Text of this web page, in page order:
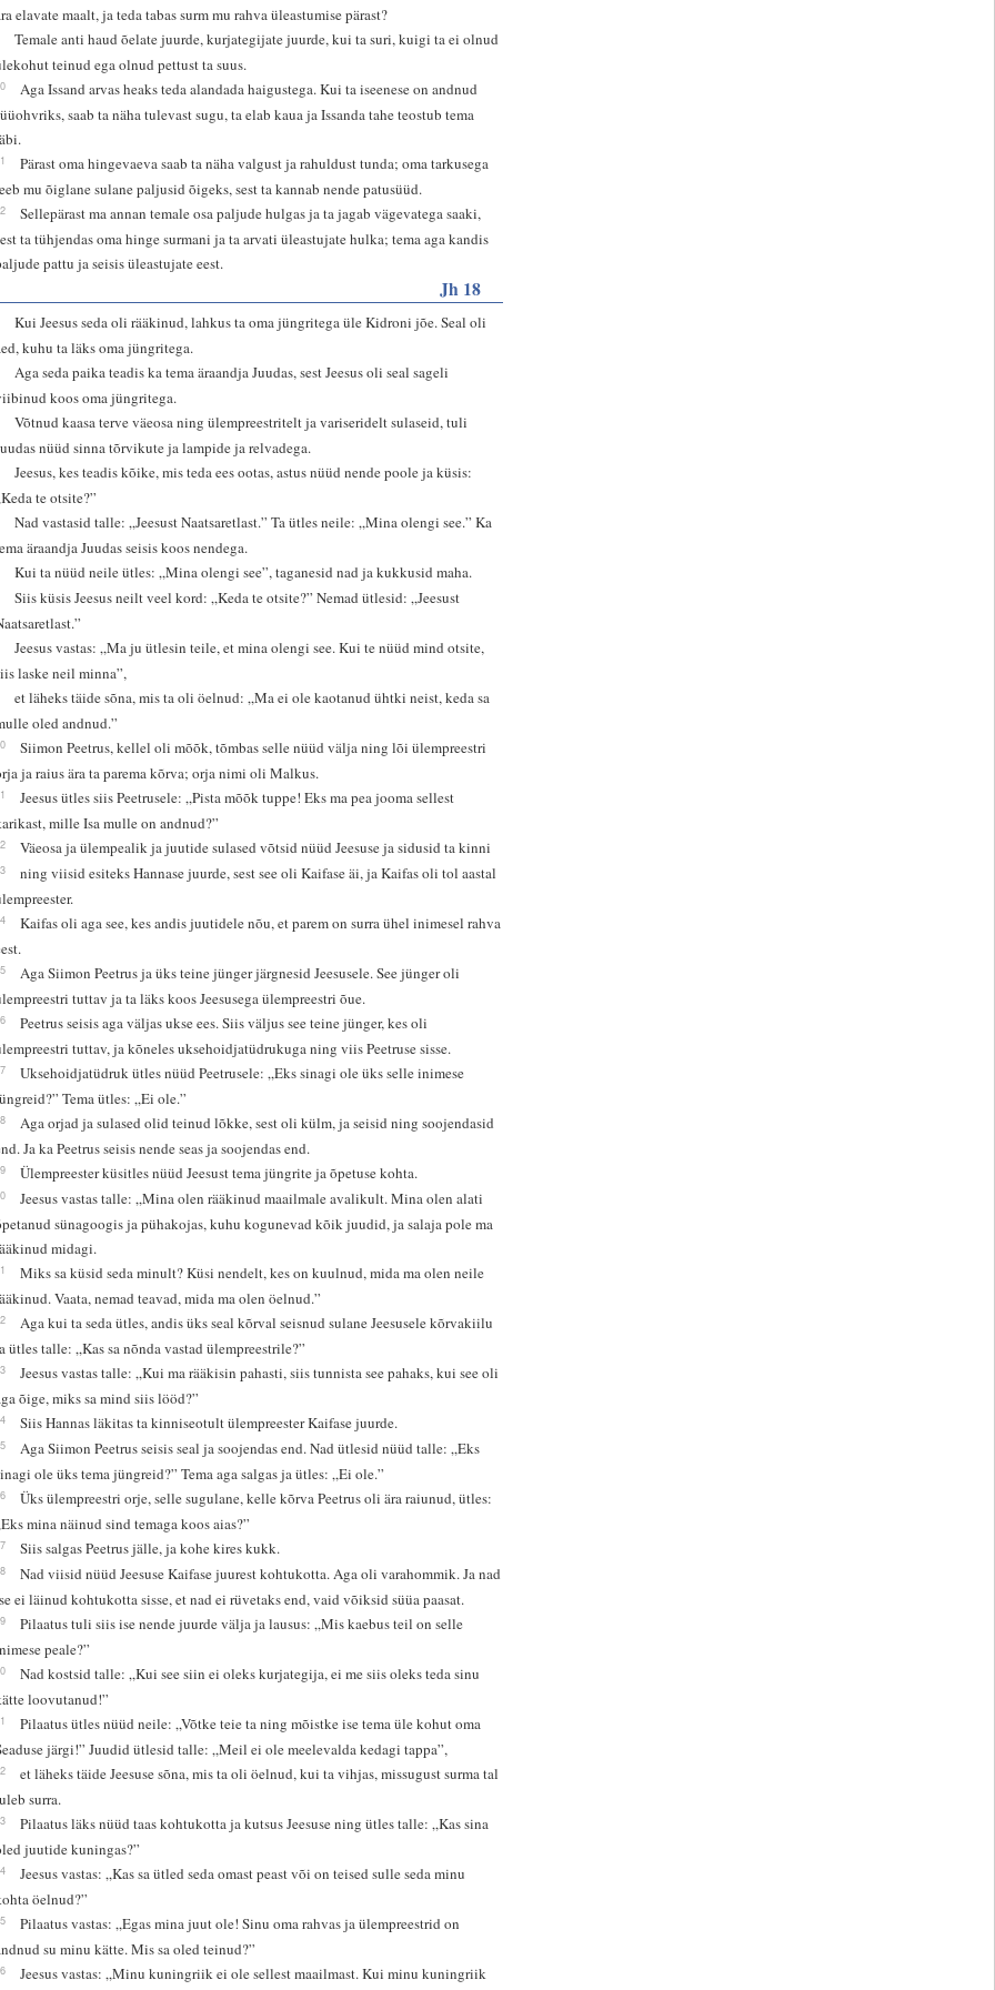
elavate maalt, ja teda tabas surm mu rahva üleastumise pärast?
Temale anti haud õelate juurde, kurjategijate juurde, kui ta suri, kuigi ta ei olnud
teinud ega olnud pettust ta suus.
Aga Issand arvas heaks teda alandada haigustega. Kui ta iseenese on andnud
saab ta näha tulevast sugu, ta elab kaua ja Issanda tahe teostub tema
Pärast oma hingevaeva saab ta näha valgust ja rahuldust tunda; oma tarkusega
mu õiglane sulane paljusid õigeks, sest ta kannab nende patusüüd.
Sellepärast ma annan temale osa paljude hulgas ja ta jagab vägevatega saaki,
ta tühjendas oma hinge surmani ja ta arvati üleastujate hulka; tema aga kandis
pattu ja seisis üleastujate eest.
Jh 18
Kui Jeesus seda oli rääkinud, lahkus ta oma jüngritega üle Kidroni jõe. Seal oli
kuhu ta läks oma jüngritega.
Aga seda paika teadis ka tema äraandja Juudas, sest Jeesus oli seal sageli
koos oma jüngritega.
Võtnud kaasa terve väeosa ning ülempreestritelt ja variseridelt sulaseid, tuli
nüüd sinna tõrvikute ja lampide ja relvadega.
Jeesus, kes teadis kõike, mis teda ees ootas, astus nüüd nende poole ja küsis:
te otsite?”
Nad vastasid talle: „Jeesust Naatsaretlast.” Ta ütles neile: „Mina olengi see.” Ka
äraandja Juudas seisis koos nendega.
Kui ta nüüd neile ütles: „Mina olengi see”, taganesid nad ja kukkusid maha.
Siis küsis Jeesus neilt veel kord: „Keda te otsite?” Nemad ütlesid: „Jeesust
Jeesus vastas: „Ma ju ütlesin teile, et mina olengi see. Kui te nüüd mind otsite,
laske neil minna”,
et läheks täide sõna, mis ta oli öelnud: „Ma ei ole kaotanud ühtki neist, keda sa
oled andnud.”
Siimon Peetrus, kellel oli mõõk, tõmbas selle nüüd välja ning lõi ülempreestri
ja raius ära ta parema kõrva; orja nimi oli Malkus.
Jeesus ütles siis Peetrusele: „Pista mõõk tuppe! Eks ma pea jooma sellest
mille Isa mulle on andnud?”
Väeosa ja ülempealik ja juutide sulased võtsid nüüd Jeesuse ja sidusid ta kinni
ning viisid esiteks Hannase juurde, sest see oli Kaifase äi, ja Kaifas oli tol aastal
Kaifas oli aga see, kes andis juutidele nõu, et parem on surra ühel inimesel rahva
Aga Siimon Peetrus ja üks teine jünger järgnesid Jeesusele. See jünger oli
tuttav ja ta läks koos Jeesusega ülempreestri õue.
Peetrus seisis aga väljas ukse ees. Siis väljus see teine jünger, kes oli
tuttav, ja kõneles uksehoidjatüdrukuga ning viis Peetruse sisse.
Uksehoidjatüdruk ütles nüüd Peetrusele: „Eks sinagi ole üks selle inimese
Tema ütles: „Ei ole.”
Aga orjad ja sulased olid teinud lõkke, sest oli külm, ja seisid ning soojendasid
Ja ka Peetrus seisis nende seas ja soojendas end.
Ülempreester küsitles nüüd Jeesust tema jüngrite ja õpetuse kohta.
Jeesus vastas talle: „Mina olen rääkinud maailmale avalikult. Mina olen alati
sünagoogis ja pühakojas, kuhu kogunevad kõik juudid, ja salaja pole ma
midagi.
Miks sa küsid seda minult? Küsi nendelt, kes on kuulnud, mida ma olen neile
Vaata, nemad teavad, mida ma olen öelnud.”
Aga kui ta seda ütles, andis üks seal kõrval seisnud sulane Jeesusele kõrvakiilu
ütles talle: „Kas sa nõnda vastad ülempreestrile?”
Jeesus vastas talle: „Kui ma rääkisin pahasti, siis tunnista see pahaks, kui see oli
õige, miks sa mind siis lööd?”
Siis Hannas läkitas ta kinniseotult ülempreester Kaifase juurde.
Aga Siimon Peetrus seisis seal ja soojendas end. Nad ütlesid nüüd talle: „Eks
ole üks tema jüngreid?” Tema aga salgas ja ütles: „Ei ole.”
Üks ülempreestri orje, selle sugulane, kelle kõrva Peetrus oli ära raiunud, ütles:
mina näinud sind temaga koos aias?”
Siis salgas Peetrus jälle, ja kohe kires kukk.
Nad viisid nüüd Jeesuse Kaifase juurest kohtukotta. Aga oli varahommik. Ja nad
ei läinud kohtukotta sisse, et nad ei rüvetaks end, vaid võiksid süüa paasat.
Pilaatus tuli siis ise nende juurde välja ja lausus: „Mis kaebus teil on selle
peale?”
Nad kostsid talle: „Kui see siin ei oleks kurjategija, ei me siis oleks teda sinu
loovutanud!”
Pilaatus ütles nüüd neile: „Võtke teie ta ning mõistke ise tema üle kohut oma
järgi!” Juudid ütlesid talle: „Meil ei ole meelevalda kedagi tappa”,
et läheks täide Jeesuse sõna, mis ta oli öelnud, kui ta vihjas, missugust surma tal
surra.
Pilaatus läks nüüd taas kohtukotta ja kutsus Jeesuse ning ütles talle: „Kas sina
juutide kuningas?”
Jeesus vastas: „Kas sa ütled seda omast peast või on teised sulle seda minu
öelnud?”
Pilaatus vastas: „Egas mina juut ole! Sinu oma rahvas ja ülempreestrid on
su minu kätte. Mis sa oled teinud?”
Jeesus vastas: „Minu kuningriik ei ole sellest maailmast. Kui minu kuningriik